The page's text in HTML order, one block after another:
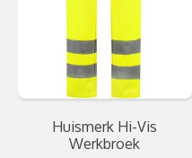
Huismerk Hi-Vis
Werkbroek